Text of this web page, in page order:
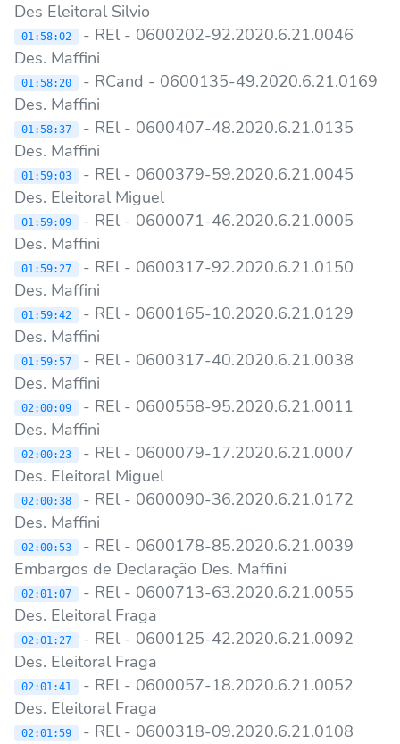
Des Eleitoral Silvio
01:58:02
- REl - 0600202-92.2020.6.21.0046
Des. Maffini
01:58:20
- RCand - 0600135-49.2020.6.21.0169
Des. Maffini
01:58:37
- REl - 0600407-48.2020.6.21.0135
Des. Maffini
01:59:03
- REl - 0600379-59.2020.6.21.0045
Des. Eleitoral Miguel
01:59:09
- REl - 0600071-46.2020.6.21.0005
Des. Maffini
01:59:27
- REl - 0600317-92.2020.6.21.0150
Des. Maffini
01:59:42
- REl - 0600165-10.2020.6.21.0129
Des. Maffini
01:59:57
- REl - 0600317-40.2020.6.21.0038
Des. Maffini
02:00:09
- REl - 0600558-95.2020.6.21.0011
Des. Maffini
02:00:23
- REl - 0600079-17.2020.6.21.0007
Des. Eleitoral Miguel
02:00:38
- REl - 0600090-36.2020.6.21.0172
Des. Maffini
02:00:53
- REl - 0600178-85.2020.6.21.0039
Embargos de Declaração Des. Maffini
02:01:07
- REl - 0600713-63.2020.6.21.0055
Des. Eleitoral Fraga
02:01:27
- REl - 0600125-42.2020.6.21.0092
Des. Eleitoral Fraga
02:01:41
- REl - 0600057-18.2020.6.21.0052
Des. Eleitoral Fraga
02:01:59
- REl - 0600318-09.2020.6.21.0108